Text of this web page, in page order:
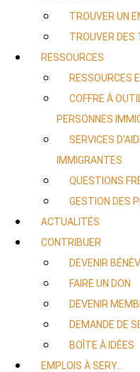
TROUVER UN
TROUVER DES
RESSOURCES
RESSOURCES
COFFRE À
PERSONNES
SERVICES
IMMIGRANTES
QUESTIONS
GESTION DES
ACTUALITÉS
CONTRIBUER
DEVENIR
FAIRE UN DON
DEVENIR
DEMANDE DE
BOÎTE À IDÉES
EMPLOIS À SERY…